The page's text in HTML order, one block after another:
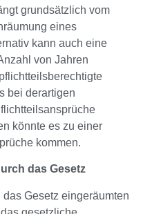
grundsätzlich vom
eines
kann auch eine
von Jahren
bei derartigen
könnte es zu einer
kommen.
das Gesetz
Gesetz eingeräumten